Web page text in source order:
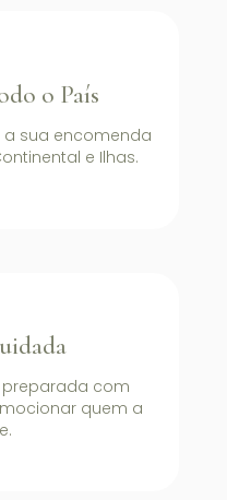
o País
sua encomenda
e Ilhas.
com
quem a